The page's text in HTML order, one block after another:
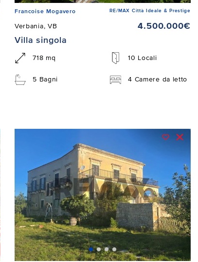
Francoise Mogavero RE/MAX Città Ideale & Prestige
Verbania, VB
4.500.000€
Villa singola
718 mq 10 Locali
5 Bagni 4 Camere da letto